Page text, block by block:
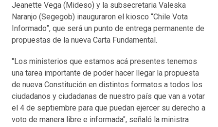
Jeanette Vega (Mideso) y la subsecretaria Valeska
Naranjo (Segegob) inauguraron el kiosco “Chile Vota
Informado”, que será un punto de entrega permanente de
propuestas de la nueva Carta Fundamental.
"Los ministerios que estamos acá presentes tenemos
una tarea importante de poder hacer llegar la propuesta
de nueva Constitución en distintos formatos a todos los
ciudadanos y ciudadanas de nuestro país que van a votar
el 4 de septiembre para que puedan ejercer su derecho a
voto de manera libre e informada", señaló la ministra